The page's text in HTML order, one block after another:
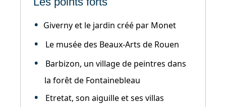
Giverny et le jardin créé par Monet
Le musée des Beaux-Arts de Rouen
Barbizon, un village de peintres dans
la forêt de Fontainebleau
Etretat, son aiguille et ses villas